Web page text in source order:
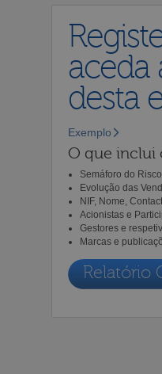
aceda
desta
Exemplo
O que inclui
Semáforo do
Evolução das
NIF, Nome,
Acionistas e
Gestores e
Marcas e
Relatório